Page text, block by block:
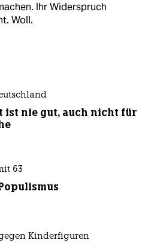
Ihr Widerspruch
Woll.
ist nie gut, auch nicht für
63
Kinderfiguren